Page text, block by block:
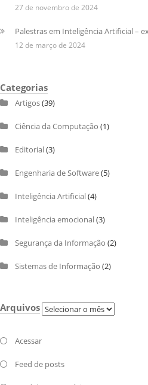
27 de novembro de 2024
Palestras em Inteligência Artificial –
12 de março de 2024
Categorias
Artigos(39)
Ciência da Computação (1)
Editorial(3)
Engenharia de Software(5)
Inteligência Artificial(4)
Inteligência emocional(3)
Segurança da Informação (2)
Sistemas de Informação (2)
ArquivosArquivos
Acessar
Feed de posts